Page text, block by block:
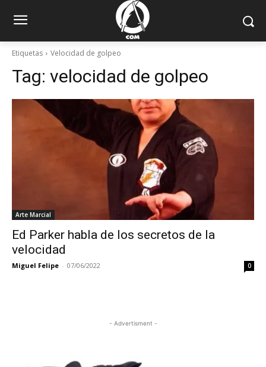
Etiquetas Velocidad de golpeo
Tag: velocidad de golpeo
Arte Marcial
Ed Parker habla de los secretos de la
velocidad
Miguel Felipe - 07/06/2022 0
- Advertisment -